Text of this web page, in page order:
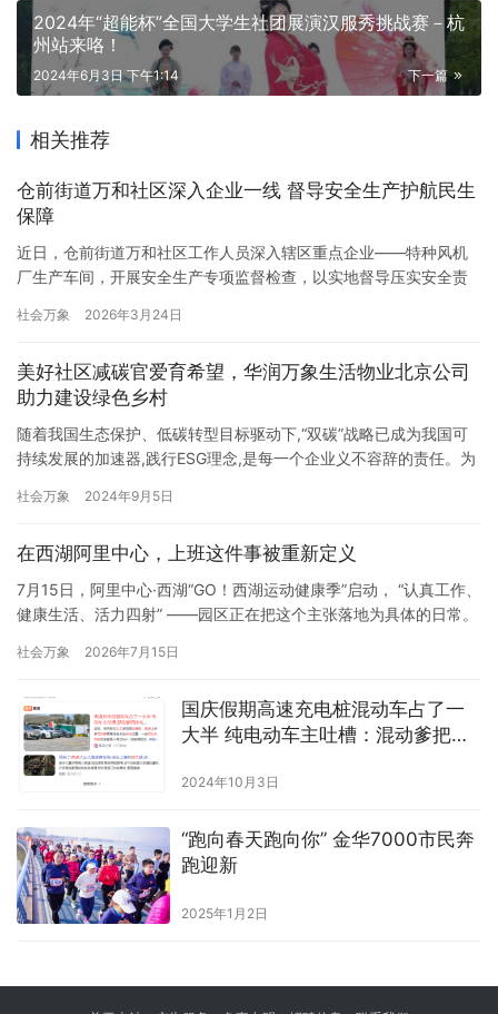
2024年“超能杯”全国大学生社团展演汉服秀挑战赛－杭
州站来咯！
下一篇
2024年6月3日 下午1:14
相关推荐
仓前街道万和社区深入企业一线 督导安全生产护航民生
保障
近日，仓前街道万和社区工作人员深入辖区重点企业——特种风机
厂生产车间，开展安全生产专项监督检查，以实地督导压实安全责
组一行仔细查看了特种风机的设备运行状况，重点检查生产流程是
把控安全质量关，确保设备在农业生产与粮食仓储等关键环节发挥
可靠保障作…
社会万象 2026年3月24日
美好社区减碳官爱育希望，华润万象生活物业北京公司
助力建设绿色乡村
随着我国生态保护、低碳转型目标驱动下,“双碳”战略已成为我国可
持续发展的加速器,践行ESG理念,是每一个企业义不容辞的责任。为
象生活责任品牌“万象守护”,于西柏坡华润希望小镇开展了“万象守护
活物业北京公司副总经理沈海松、西柏坡镇霍家沟村…
社会万象 2024年9月5日
在西湖阿里中心，上班这件事被重新定义
7月15日，阿里中心·西湖“GO！西湖运动健康季”启动， “认真工作、
健康生活、活力四射” ——园区正在把这个主张落地为具体的日常。
的足球闯关和健康市集吸引了不少人，但更值得留意的，是 “亲橙十
化”拉到线下，变成了常态化活动。 在阿里中…
社会万象 2026年7月15日
国庆假期高速充电桩混动车占了一
大半 纯电动车主吐槽：混动爹把快
2024年10月3日
“跑向春天跑向你” 金华7000市民奔
跑迎新
2025年1月2日